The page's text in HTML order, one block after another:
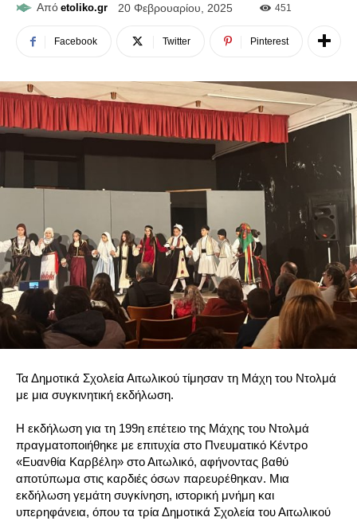
Από etoliko.gr 20 Φεβρουαρίου, 2025 451
Facebook Twitter Pinterest
Τα Δημοτικά Σχολεία Αιτωλικού τίμησαν τη Μάχη του Ντολμά
με μια συγκινητική εκδήλωση.
Η εκδήλωση για τη 199η επέτειο της Μάχης του Ντολμά
πραγματοποιήθηκε με επιτυχία στο Πνευματικό Κέντρο
«Ευανθία Καρβέλη» στο Αιτωλικό, αφήνοντας βαθύ
αποτύπωμα στις καρδιές όσων παρευρέθηκαν. Μια
εκδήλωση γεμάτη συγκίνηση, ιστορική μνήμη και
υπερηφάνεια, όπου τα τρία Δημοτικά Σχολεία του Αιτωλικού